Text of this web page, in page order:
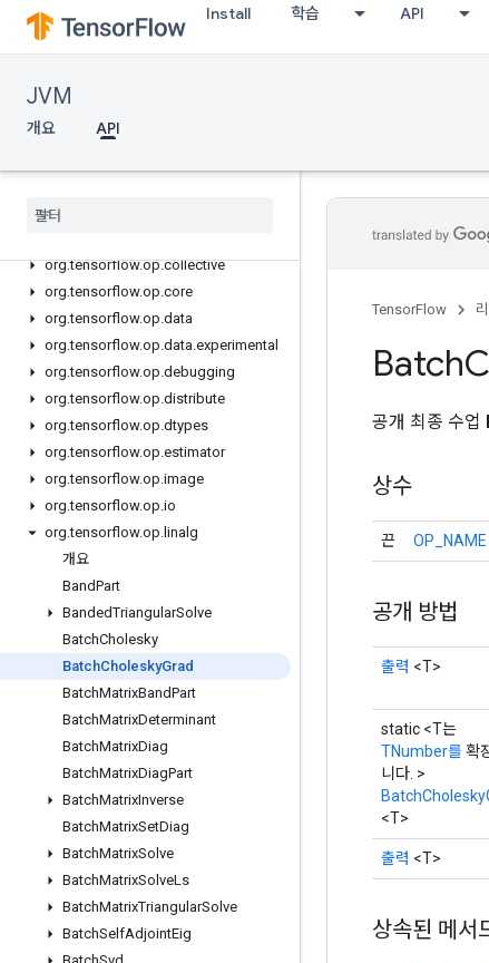
Install 학습 API
JVM
개요 API
org.tensorflow.ndarray.impl.dense
org.tensorflow.ndarray.impl.dimension
org.tensorflow.ndarray.index
org.tensorflow.op
org
org.tensorflow.op.collective
org.tensorflow.op.core
org.tensorflow.op.data
org.tensorflow.op.data.experimental
org.tensorflow.op.debugging
org.tensorflow.op.distribute
org.tensorflow.op.dtypes
org.tensorflow.op.estimator
org.tensorflow.op.image
org.tensorflow.op.io
org.tensorflow.op. linalg
개요
BandPart
BandedTriangularSolve
BatchCholesky
BatchCholeskyGrad
BatchMatrixBandPart
BatchMatrixDeterminant
BatchMatrixDiag
BatchMatrixDiagPart
BatchMatrixInverse
BatchMatrixSetDiag
BatchMatrixSolve
BatchMatrixSolveLs
BatchMatrixTriangularSolve
BatchSelfAdjointEig
TensorFlow
Batch
공개 최종 수업
상수
끈 OP_NAME
공개 방법
출력 <T>
static <T는
TNumber를확
니다. >
<T>
출력 <T>
상속된 메서